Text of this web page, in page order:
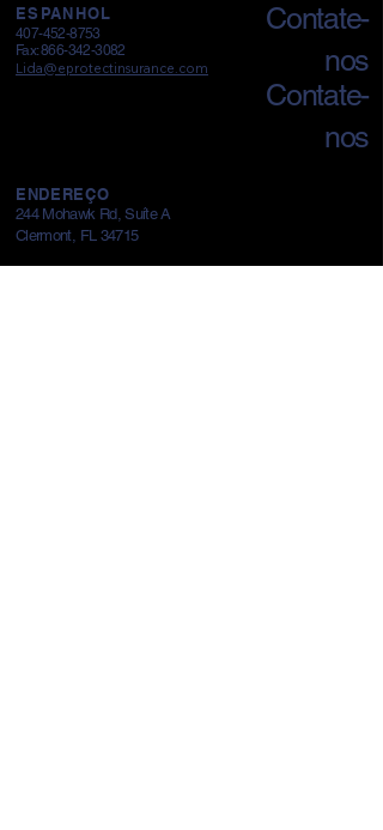
ESPANHOL
407-452-8753
Fax:866-342-3082
Lida@eprotectinsurance.com
Contate-
nos
Contate-
nos
ENDEREÇO
244 Mohawk Rd, Suíte A
Clermont, FL 34715